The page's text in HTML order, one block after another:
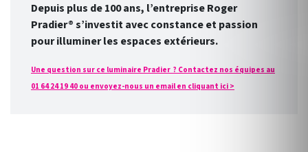
Depuis plus de 100 ans, l’entreprise Roger
Pradier® s’investit avec constance et passion
pour illuminer les espaces extérieurs.
Une question sur ce luminaire Pradier ? Contactez nos équipes au
01 64 24 19 40 ou envoyez-nous un email en cliquant ici >